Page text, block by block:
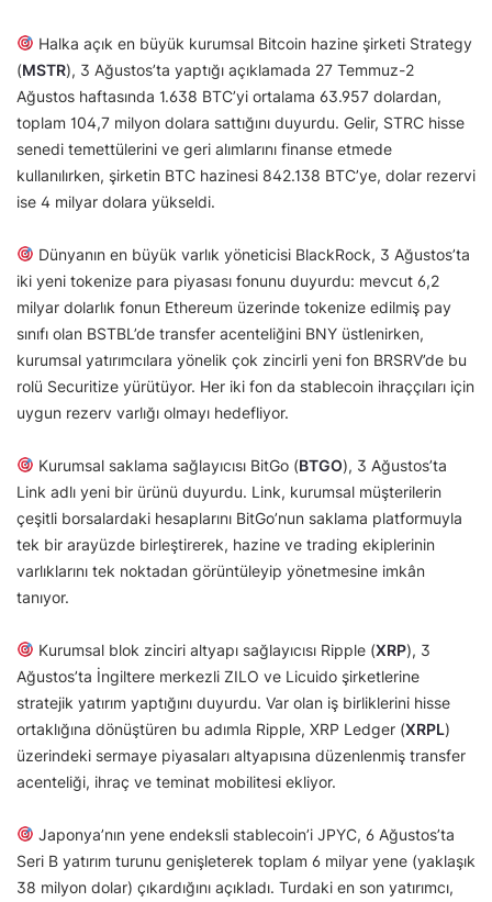
Halka açık en büyük kurumsal Bitcoin hazine şirketi Strategy
(MSTR), 3 Ağustos’ta yaptığı açıklamada 27 Temmuz-2
Ağustos haftasında 1.638 BTC’yi ortalama 63.957 dolardan,
toplam 104,7 milyon dolara sattığını duyurdu. Gelir, STRC hisse
senedi temettülerini ve geri alımlarını finanse etmede
kullanılırken, şirketin BTC hazinesi 842.138 BTC’ye, dolar rezervi
ise 4 milyar dolara yükseldi.
Dünyanın en büyük varlık yöneticisi BlackRock, 3 Ağustos’ta
iki yeni tokenize para piyasası fonunu duyurdu: mevcut 6,2
milyar dolarlık fonun Ethereum üzerinde tokenize edilmiş pay
sınıfı olan BSTBL’de transfer acenteliğini BNY üstlenirken,
kurumsal yatırımcılara yönelik çok zincirli yeni fon BRSRV’de bu
rolü Securitize yürütüyor. Her iki fon da stablecoin ihraççıları için
uygun rezerv varlığı olmayı hedefliyor.
Kurumsal saklama sağlayıcısı BitGo (BTGO), 3 Ağustos’ta
Link adlı yeni bir ürünü duyurdu. Link, kurumsal müşterilerin
çeşitli borsalardaki hesaplarını BitGo’nun saklama platformuyla
tek bir arayüzde birleştirerek, hazine ve trading ekiplerinin
varlıklarını tek noktadan görüntüleyip yönetmesine imkân
tanıyor.
Kurumsal blok zinciri altyapı sağlayıcısı Ripple (XRP), 3
Ağustos’ta İngiltere merkezli ZILO ve Licuido şirketlerine
stratejik yatırım yaptığını duyurdu. Var olan iş birliklerini hisse
ortaklığına dönüştüren bu adımla Ripple, XRP Ledger (XRPL)
üzerindeki sermaye piyasaları altyapısına düzenlenmiş transfer
acenteliği, ihraç ve teminat mobilitesi ekliyor.
Japonya’nın yene endeksli stablecoin’i JPYC, 6 Ağustos’ta
Seri B yatırım turunu genişleterek toplam 6 milyar yene (yaklaşık
38 milyon dolar) çıkardığını açıkladı. Turdaki en son yatırımcı,